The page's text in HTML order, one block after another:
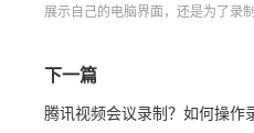
展示自己的电脑界面，还是为了录
下一篇
腾讯视频会议录制？如何操作